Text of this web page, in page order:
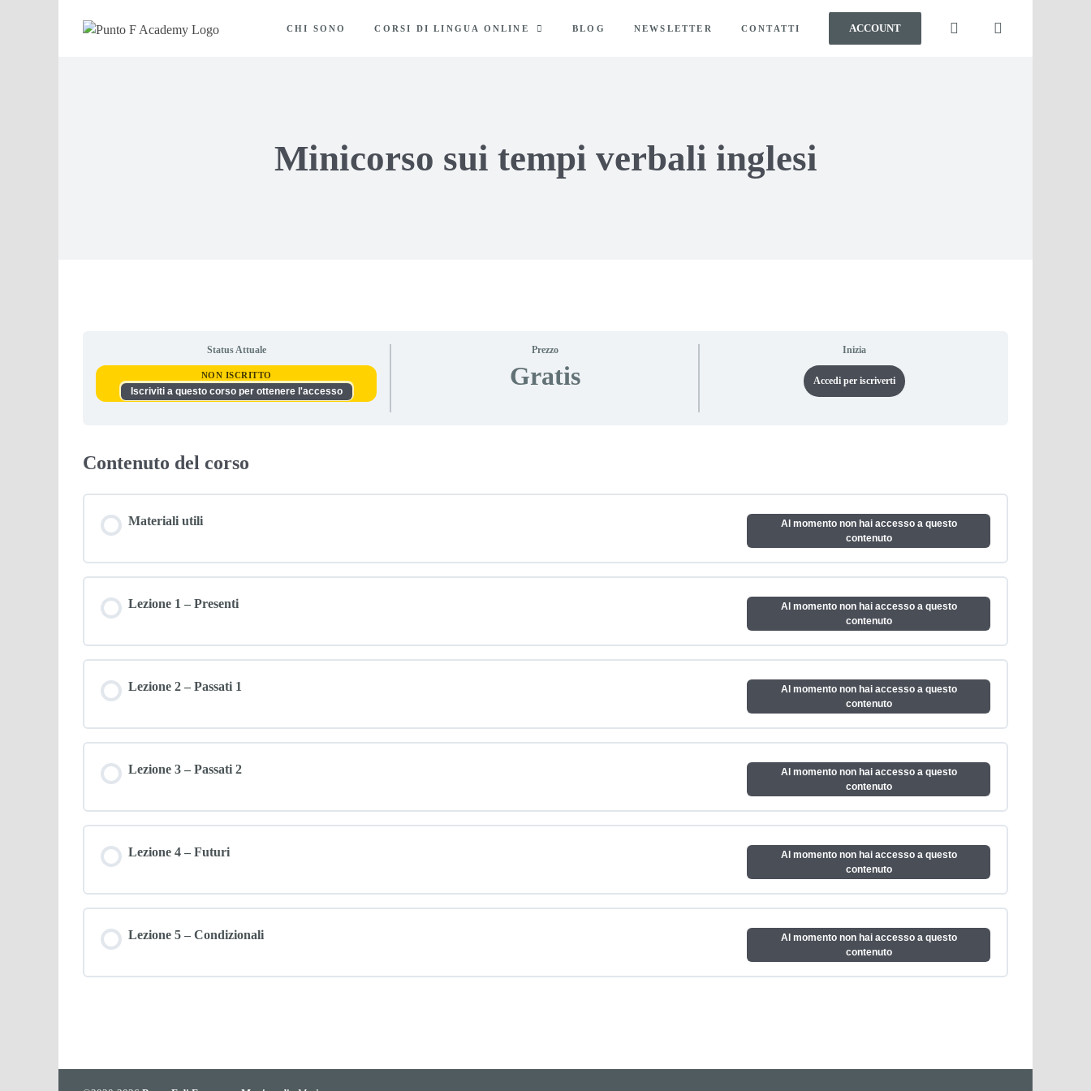
CHI SONO CORSI DI LINGUA ONLINE BLOG NEWSLETTER CONTATTI ACCOUNT
Minicorso sui tempi verbali inglesi
Status Attuale
NON ISCRITTO
Iscriviti a questo corso per ottenere l'accesso
Prezzo
Gratis
Inizia
Accedi per iscriverti
Contenuto del corso
Materiali utili
Al momento non hai accesso a questo
contenuto
Lezione 1 – Presenti
Al momento non hai accesso a questo
contenuto
Lezione 2 – Passati 1
Al momento non hai accesso a questo
contenuto
Lezione 3 – Passati 2
Al momento non hai accesso a questo
contenuto
Lezione 4 – Futuri
Al momento non hai accesso a questo
contenuto
Lezione 5 – Condizionali
Al momento non hai accesso a questo
contenuto